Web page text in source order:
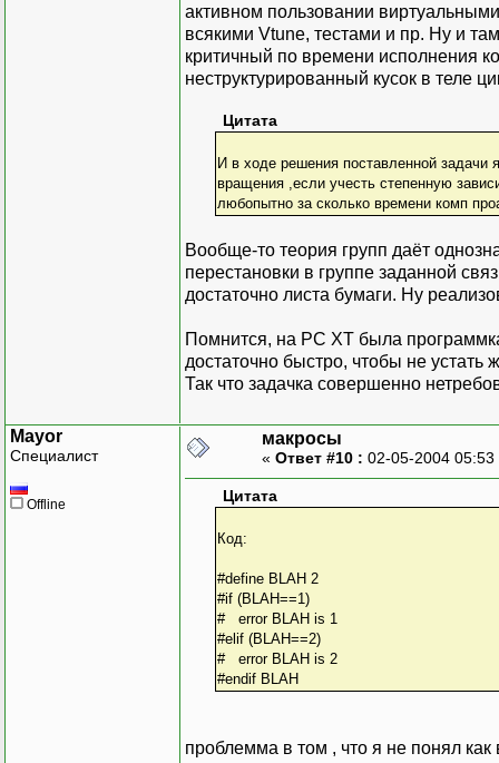
активном пользовании
всякими Vtune, тестами и пр. Ну и
критичный по времени исполнения
неструктурированный кусок в теле
Цитата
И в ходе решения поставленной задачи
вращения ,если учесть степенную
любопытно за сколько времени комп
Вообще-то теория групп даёт
перестановки в группе заданной
достаточно листа бумаги. Ну
Помнится, на РС ХТ была
достаточно быстро, чтобы не устать
Так что задачка совершенно
Mayor
Специалист
Offline
макросы
« Ответ #10 : 02-05-2004
Цитата
Код:
#define BLAH 2
#if (BLAH==1)
# error BLAH is 1
#elif (BLAH==2)
# error BLAH is 2
#endif BLAH
проблемма в том , что я не понял как